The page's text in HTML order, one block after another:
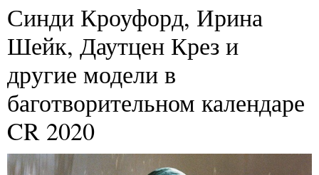
Синди Кроуфорд, Ирина
Шейк, Даутцен Крез и
другие модели в
баготворительном календаре
CR 2020